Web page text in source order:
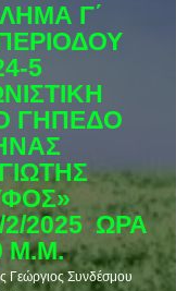
Γ΄
5
ΓΗΠΕΔΟ
2025  ΩΡΑ
Μ.Μ.
Γεώργιος Συνδέσμου